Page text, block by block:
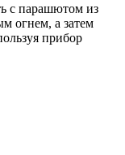
с парашютом из
огнем, а затем
прибор